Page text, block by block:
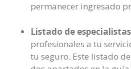
permanecer ingresado
Listado de
profesionales a tu
tu seguro. Este listado